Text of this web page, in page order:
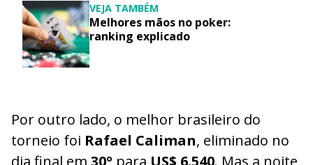
VEJA TAMBÉM
Melhores mãos no poker:
ranking explicado
Por outro lado, o melhor brasileiro do
torneio foi Rafael Caliman, eliminado no
dia final em 30º para US$ 6.540. Mas a noite